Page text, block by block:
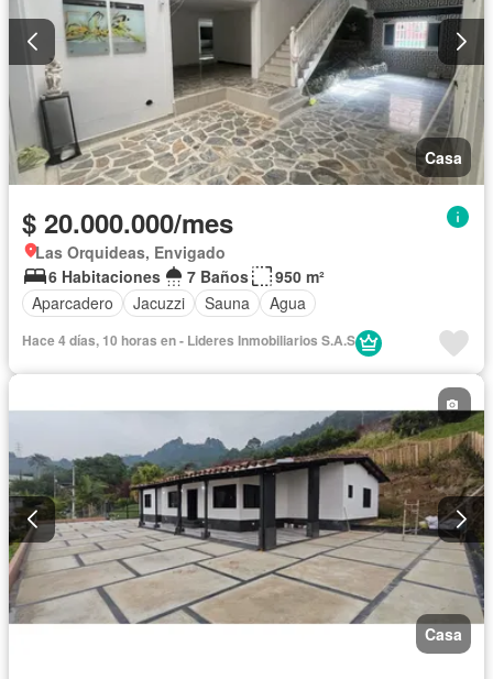
Casa
$ 20.000.000/mes
Las Orquideas, Envigado
6 Habitaciones
7 Baños
950 m²
Aparcadero
Jacuzzi Sauna Agua
Hace 4 días, 10 horas en - Lideres Inmobiliarios S.A.S
Casa